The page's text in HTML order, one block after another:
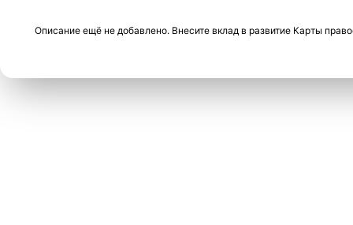
Описание ещё не добавлено. Внесите вклад в развитие Карты